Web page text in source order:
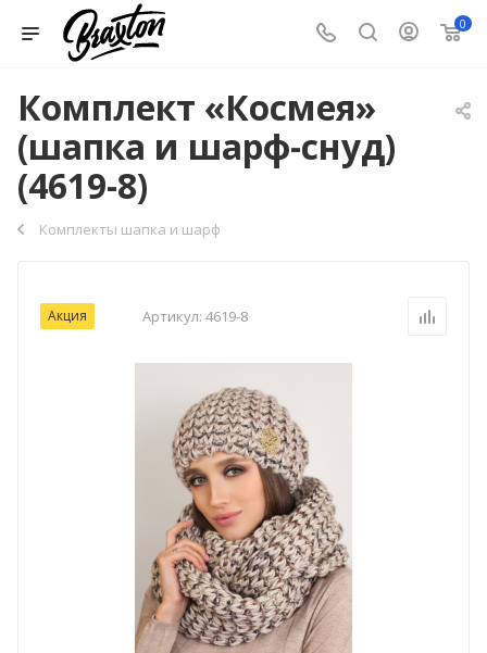
0
Комплект «Космея»
(шапка и шарф-снуд)
(4619-8)
Комплекты шапка и шарф
Акция Артикул: 4619-8